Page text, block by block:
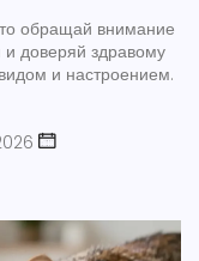
обращай внимание
доверяй здравому
и настроением.